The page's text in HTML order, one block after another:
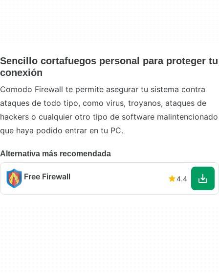
Sencillo cortafuegos personal para proteger tu
conexión
Comodo Firewall te permite asegurar tu sistema contra
ataques de todo tipo, como virus, troyanos, ataques de
hackers o cualquier otro tipo de software malintencionado
que haya podido entrar en tu PC.
Alternativa más recomendada
Free Firewall 4.4